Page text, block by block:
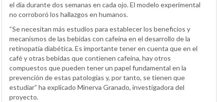
el día durante dos semanas en cada ojo. El modelo experimental
no corroboró los hallazgos en humanos.
“Se necesitan más estudios para establecer los beneficios y
mecanismos de las bebidas con cafeína en el desarrollo de la
retinopatía diabética. Es importante tener en cuenta que en el
café y otras bebidas que contienen cafeína, hay otros
compuestos que pueden tener un papel fundamental en la
prevención de estas patologías y, por tanto, se tienen que
estudiar” ha explicado Minerva Granado, investigadora del
proyecto.